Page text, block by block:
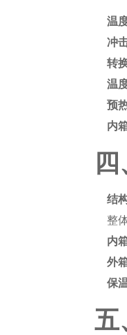
温
冲
转
温
预
内
结
整
内
外
保
五